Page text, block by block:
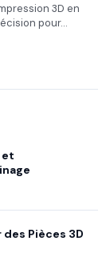
3D en
pour...
et
des Pièces 3D